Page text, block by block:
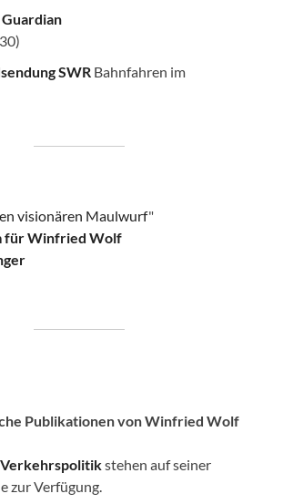
SWR Bahnfahren im
visionären Maulwurf"
für Winfried Wolf
Publikationen von Winfried Wolf
stehen auf seiner
zur Verfügung.